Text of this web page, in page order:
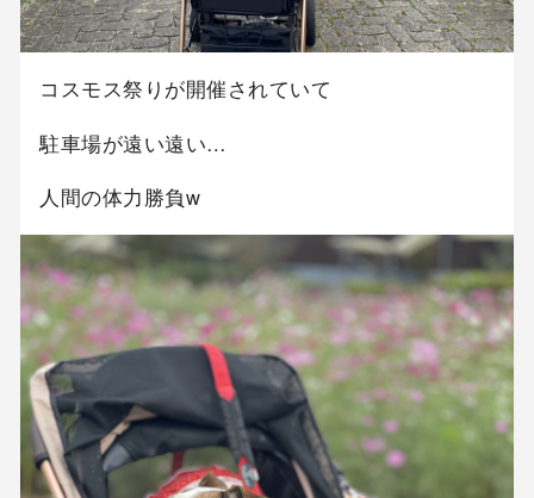
コスモス祭りが開催されていて
駐車場が遠い遠い…
人間の体力勝負w